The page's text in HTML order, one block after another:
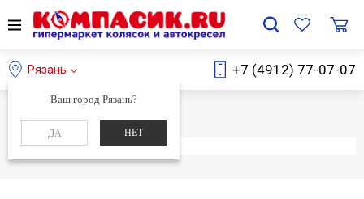
Рязань
Ваш город Рязань?
ДА НЕТ
+7 (4912) 77-07-07
Главная Каталог
Элемент не найден